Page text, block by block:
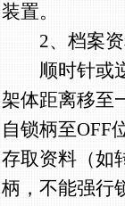
装置。
2、档案资
顺时针或逆
架体距离移至
自锁柄至OFF
存取资料（如
柄，不能强行